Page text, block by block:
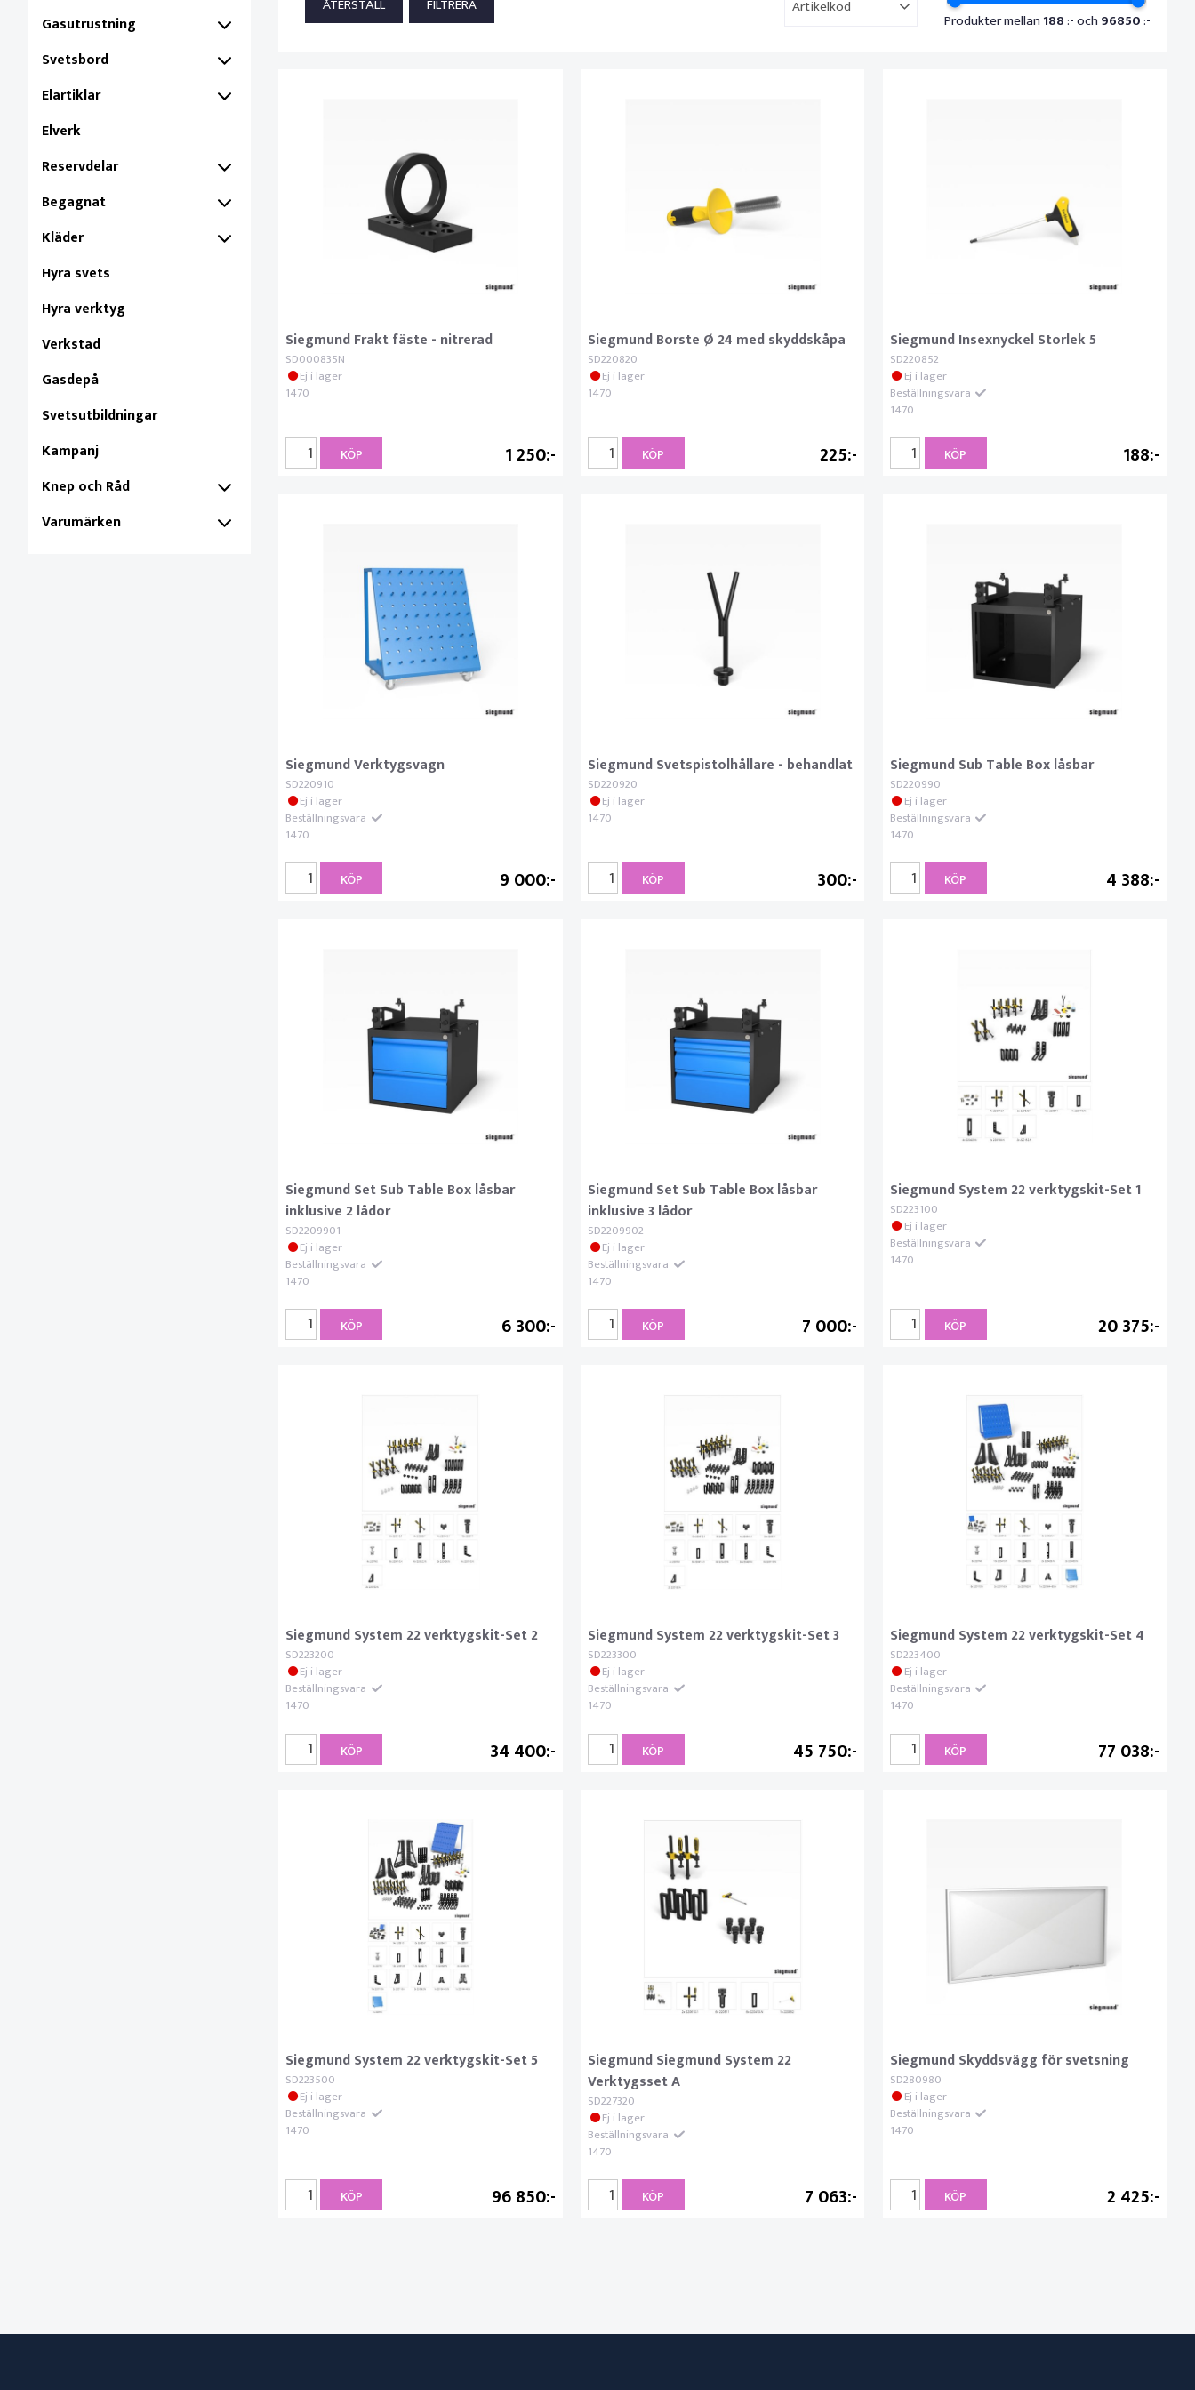
Gasutrustning
Svetsbord
Elartiklar
Elverk
Reservdelar
Begagnat
Kläder
Hyra svets
Hyra verktyg
Verkstad
Gasdepå
Svetsutbildningar
Kampanj
Knep och Råd
Varumärken
Artikelkod
Produkter mellan 188:- och 96850:-
Siegmund Frakt fäste - nitrerad
SD000835N
Ej i lager
1470
1 250
KÖP
Siegmund Borste Ø 24 med skyddskåpa
SD220820
Ej i lager
1470
225
KÖP
Siegmund Insexnyckel Storlek 5
SD220852
Ej i lager
Beställningsvara
1470
188
KÖP
Siegmund Verktygsvagn
SD220910
Ej i lager
Beställningsvara
1470
9 000
KÖP
Siegmund Svetspistolhållare - behandlat
SD220920
Ej i lager
1470
300
KÖP
Siegmund Sub Table Box låsbar
SD220990
Ej i lager
Beställningsvara
1470
4 388
KÖP
Siegmund Set Sub Table Box låsbar
inklusive 2 lådor
SD2209901
Ej i lager
Beställningsvara
1470
6 300
KÖP
Siegmund Set Sub Table Box låsbar
inklusive 3 lådor
SD2209902
Ej i lager
Beställningsvara
1470
7 000
KÖP
Siegmund System 22 verktygskit-Set 1
SD223100
Ej i lager
Beställningsvara
1470
20 375
KÖP
Siegmund System 22 verktygskit-Set 2
SD223200
Ej i lager
Beställningsvara
1470
34 400
KÖP
Siegmund System 22 verktygskit-Set 3
SD223300
Ej i lager
Beställningsvara
1470
45 750
KÖP
Siegmund System 22 verktygskit-Set 4
SD223400
Ej i lager
Beställningsvara
1470
77 038
KÖP
Siegmund System 22 verktygskit-Set 5
SD223500
Ej i lager
Beställningsvara
1470
96 850
KÖP
Siegmund Siegmund System 22
Verktygsset A
SD227320
Ej i lager
Beställningsvara
1470
7 063
KÖP
Siegmund Skyddsvägg för svetsning
SD280980
Ej i lager
Beställningsvara
1470
2 425
KÖP